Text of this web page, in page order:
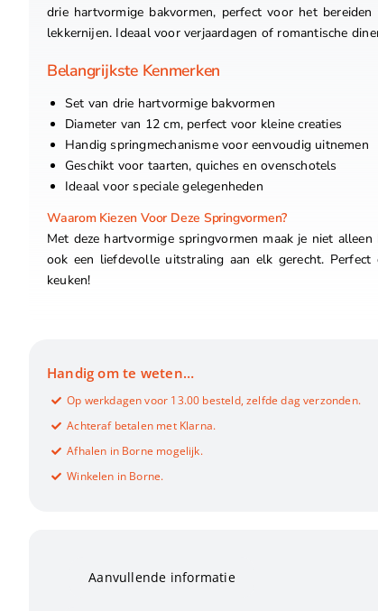
drie hartvormige bakvormen, perfect voor het
lekkernijen. Ideaal voor verjaardagen of romantische
Belangrijkste Kenmerken
Set van drie hartvormige bakvormen
Diameter van 12 cm, perfect voor kleine creaties
Handig springmechanisme voor eenvoudig uitnemen
Geschikt voor taarten, quiches en ovenschotels
Ideaal voor speciale gelegenheden
Waarom Kiezen Voor Deze Springvormen?
Met deze hartvormige springvormen maak je niet
ook een liefdevolle uitstraling aan elk gerecht.
keuken!
Handig om te weten…
Op werkdagen voor 13.00 besteld, zelfde dag verzonden.
Achteraf betalen met Klarna.
Afhalen in Borne mogelijk.
Winkelen in Borne.
Aanvullende informatie